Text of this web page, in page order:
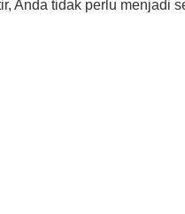
Anda tidak perlu menjadi